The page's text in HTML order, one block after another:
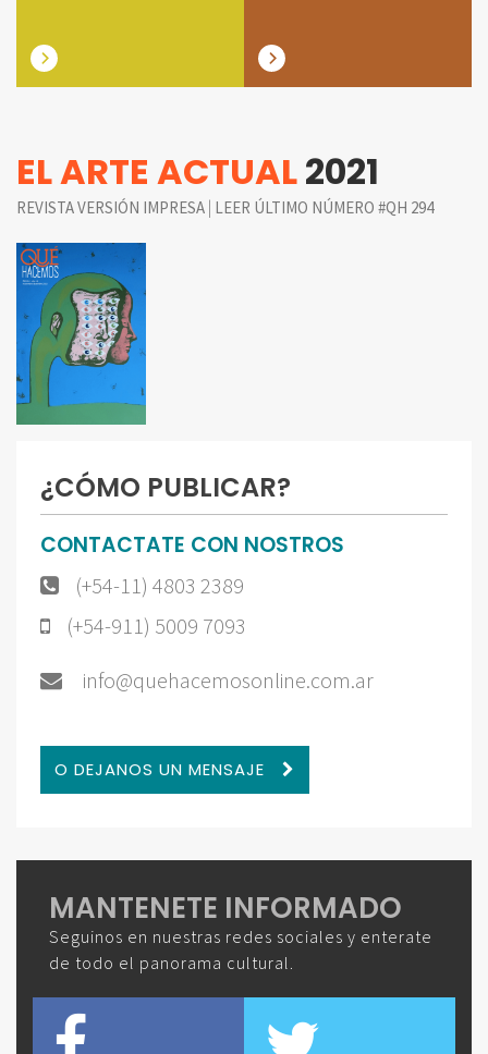
EL ARTE ACTUAL2021
REVISTA VERSIÓN IMPRESA | LEER ÚLTIMO NÚMERO #QH 294
¿CÓMO PUBLICAR?
CONTACTATE CON NOSTROS
(+54-11) 4803 2389
(+54-911) 5009 7093
info@quehacemosonline.com.ar
O DEJANOS UN MENSAJE
MANTENETE INFORMADO
Seguinos en nuestras redes sociales y enterate
de todo el panorama cultural.